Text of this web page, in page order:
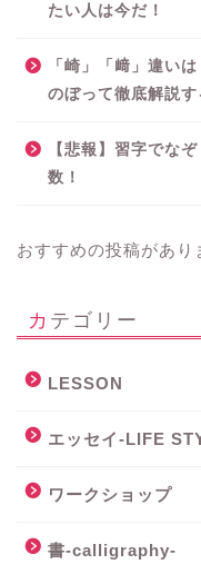
たい人は今だ！
「崎」「﨑」違い
のぼって徹底解説す
【悲報】習字でな
数！
おすすめの投稿があり
カテゴリー
LESSON
エッセイ-LIFE
ワークショップ
書-calligraphy-